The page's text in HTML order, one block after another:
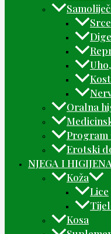
Oralna
Program
Erotski
NJEGA I HIGIJENA
Koža
Lice
Kosa